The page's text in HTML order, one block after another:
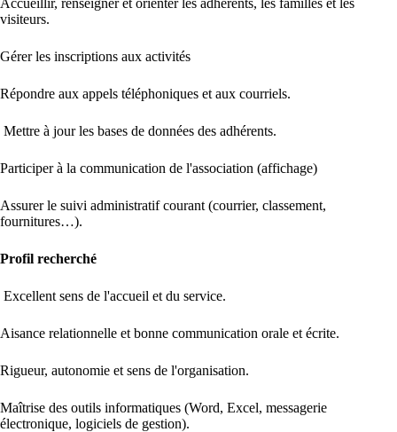
visiteurs.
Gérer les inscriptions aux activités
Répondre aux appels téléphoniques et aux courriels.
Mettre à jour les bases de données des adhérents.
Participer à la communication de l'association (affichage)
Assurer le suivi administratif courant (courrier, classement,
fournitures…).
Profil recherché
Excellent sens de l'accueil et du service.
Aisance relationnelle et bonne communication orale et écrite.
Rigueur, autonomie et sens de l'organisation.
Maîtrise des outils informatiques (Word, Excel, messagerie
électronique, logiciels de gestion).